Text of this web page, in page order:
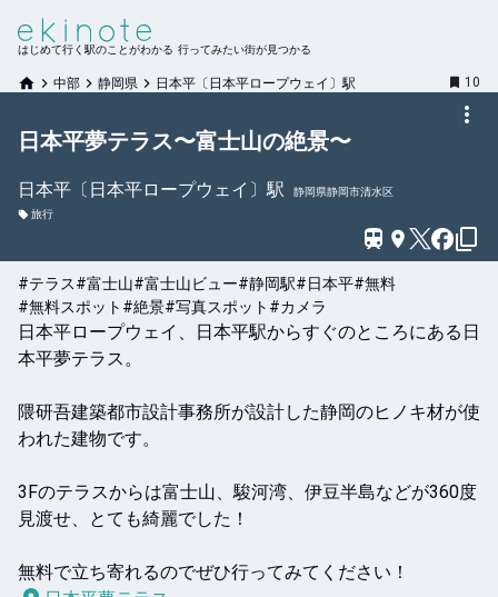
はじめて行く駅のことがわかる 行ってみたい街が見つかる
中部 静岡県 日本平〔日本平ロープウェイ〕駅 10
日本平夢テラス〜富士山の絶景〜
日本平〔日本平ロープウェイ〕駅
静岡県静岡市清水区
旅行
#テラス#富士山#富士山ビュー#静岡駅#日本平#無料
#無料スポット #絶景#写真スポット #カメラ
日本平ロープウェイ、日本平駅からすぐのところにある日
本平夢テラス。
隈研吾建築都市設計事務所が設計した静岡のヒノキ材が使
われた建物です。
3Fのテラスからは富士山、駿河湾、伊豆半島などが360度
見渡せ、とても綺麗でした！
無料で立ち寄れるのでぜひ行ってみてください！